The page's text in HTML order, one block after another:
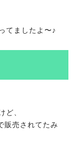
てましたよ〜♪
、
販売されてたみ